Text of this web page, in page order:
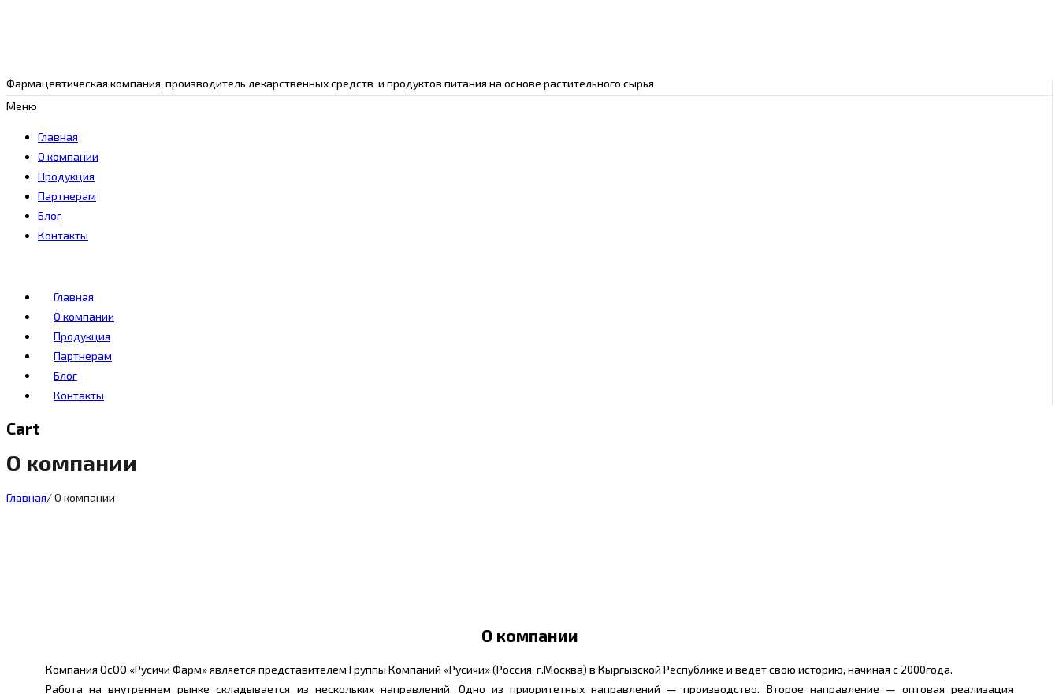
Фармацевтическая компания, производитель лекарственных средств и продуктов питания на основе растительного сырья
Меню
Главная
О компании
Продукция
Партнерам
Блог
Контакты
Главная
О компании
Продукция
Партнерам
Блог
Контакты
Cart
О компании
Главная/О компании
О компании
Компания ОсОО «Русичи Фарм» является представителем Группы Компаний «Русичи» (Россия, г.Москва) в Кыргызской Республике и ведет свою историю, начиная с 2000года.
Работа на внутреннем рынке складывается из нескольких направлений. Одно из приоритетных направлений — производство. Второе направление — оптовая реализация